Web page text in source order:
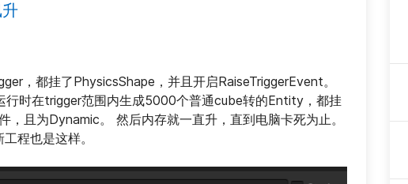
，都挂了PhysicsShape，并且开启RaiseTriggerEvent。
时在trigger范围内生成5000个普通cube转的Entity，都挂
且为Dynamic。 然后内存就一直升，直到电脑卡死为止。
程也是这样。